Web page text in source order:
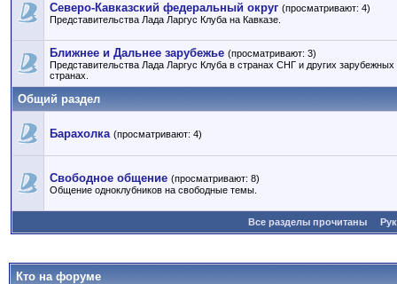
Северо-Кавказский федеральный округ (просматривают: 4)
Представительства Лада Ларгус Клуба на Кавказе.
Ближнее и Дальнее зарубежье (просматривают: 3)
Представительства Лада Ларгус Клуба в странах СНГ и других зарубежных
странах.
Общий раздел
Барахолка (просматривают: 4)
Свободное общение (просматривают: 8)
Общение одноклубников на свободные темы.
Все разделы прочитаны
Кто на форуме